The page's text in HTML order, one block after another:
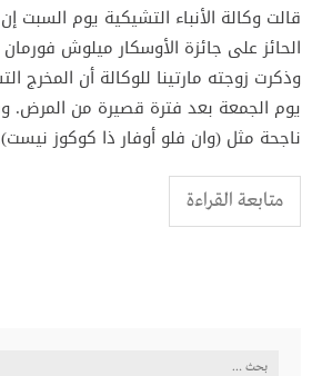
قالت وكالة الأنباء التشيكية يوم السبت
وذكرت زوجته مارتينا للوكالة أن المخرج
يوم الجمعة بعد فترة قصيرة من المرض.
ناجحة مثل (وان فلو أوفار ذا كوكوز نيست).
متابعة القراءة
البحث